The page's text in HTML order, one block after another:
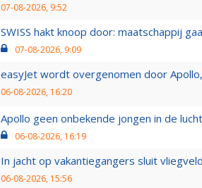
07-08-2026, 9:52
SWISS hakt knoop door: maatschappij
07-08-2026, 9:09
easyJet wordt overgenomen door
06-08-2026, 16:20
Apollo geen onbekende jongen in de
06-08-2026, 16:19
In jacht op vakantiegangers sluit
06-08-2026, 15:56